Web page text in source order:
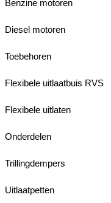
Benzine motoren
Diesel motoren
Toebehoren
Flexibele uitlaatbuis RVS
Flexibele uitlaten
Onderdelen
Trillingdempers
Uitlaatpetten